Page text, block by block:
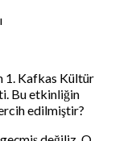
1. Kafkas Kültür
Bu etkinliğin
edilmiştir?